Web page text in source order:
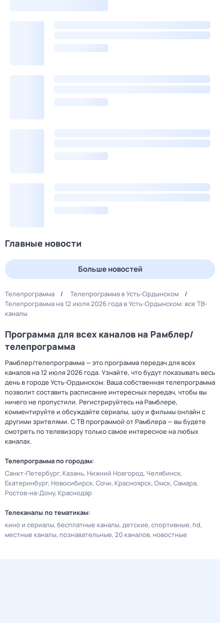
Главные новости
Больше новостей
Телепрограмма
Телепрограмма в Усть-Ордынском
Телепрограмма на 12 июля 2026 года в Усть-Ордынском: все ТВ-
каналы
Программа для всех каналов на Рамблер/
телепрограмма
Рамблер/телепрограмма — это программа передач для всех
каналов на 12 июля 2026 года. Узнайте, что будут показывать весь
день в городе Усть-Ордынском. Ваша собственная телепрограмма
позволит составить расписание интересных передач, чтобы вы
ничего не пропустили. Регистрируйтесь на Рамблере,
комментируйте и обсуждайте сериалы, шоу и фильмы онлайн с
другими зрителями. С ТВ программой от Рамблера — вы будете
смотреть по телевизору только самое интересное на любых
каналах.
Телепрограмма по городам:
Санкт-Петербург Казань Нижний Новгород Челябинск
Екатеринбург Новосибирск Сочи Красноярск Омск Самара
Ростов-на-Дону Краснодар
Телеканалы по тематикам:
кино и сериалы бесплатные каналы детские спортивные hd
местные каналы познавательные 20 каналов новостные